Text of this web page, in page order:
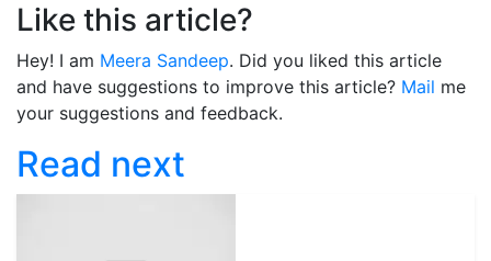
Like this article?
Hey! I am Meera Sandeep. Did you liked this article
and have suggestions to improve this article? Mail me
your suggestions and feedback.
Read next